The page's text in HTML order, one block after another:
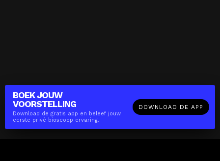
BOEK JOUW
VOORSTELLING
Download de gratis app en beleef jouw
eerste privé bioscoop ervaring.
DOWNLOAD DE APP